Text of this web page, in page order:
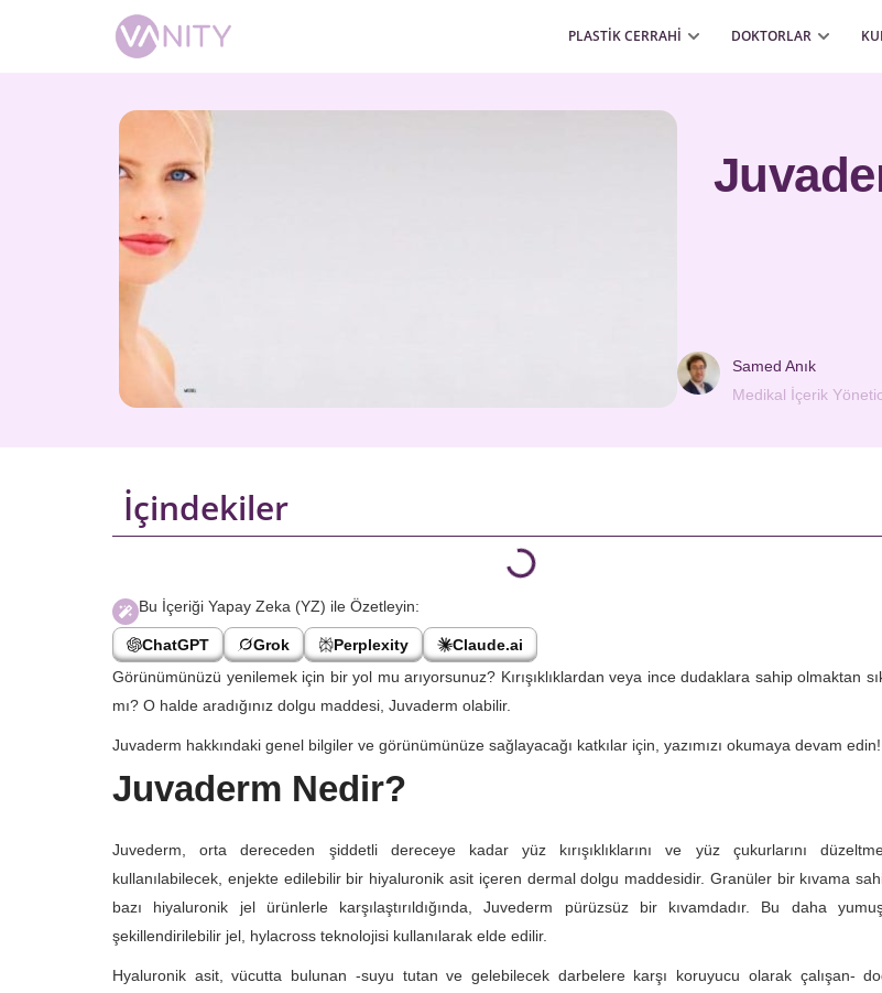
PLASTİK CERRAHİ DOKTORLAR
Samed Anık
Medikal İçerik
İçindekiler
Bu İçeriği Yapay Zeka (YZ) ile Özetleyin:
ChatGPT Grok Perplexity
Claude.ai
Görünümünüzü yenilemek için bir yol mu arıyorsunuz? Kırışıklıklardan veya ince dudaklara sahip olmaktan
mı? O halde aradığınız dolgu maddesi, Juvaderm olabilir.
Juvaderm hakkındaki genel bilgiler ve görünümünüze sağlayacağı katkılar için, yazımızı okumaya devam edin!
Juvaderm Nedir?
Juvederm, orta dereceden şiddetli dereceye kadar yüz kırışıklıklarını ve yüz çukurlarını
kullanılabilecek, enjekte edilebilir bir hiyaluronik asit içeren dermal dolgu maddesidir. Granüler bir kıvama
bazı hiyaluronik jel ürünlerle karşılaştırıldığında, Juvederm pürüzsüz bir kıvamdadır. Bu daha
şekillendirilebilir jel, hylacross teknolojisi kullanılarak elde edilir.
Hyaluronik asit, vücutta bulunan -suyu tutan ve gelebilecek darbelere karşı koruyucu olarak çalışan-